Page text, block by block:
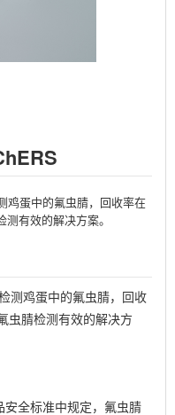
鸡蛋中的氟虫腈，回收率在
有效的解决方案。
测鸡蛋中的氟虫腈，回收
虫腈检测有效的解决方
安全标准中规定，氟虫腈